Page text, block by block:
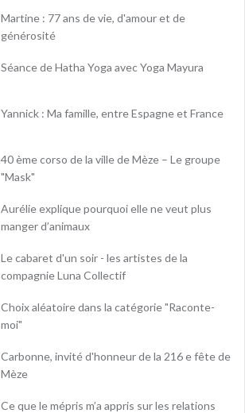
Martine : 77 ans de vie, d'amour et de
générosité
Séance de Hatha Yoga avec Yoga Mayura
Yannick : Ma famille, entre Espagne et France
40 ème corso de la ville de Mèze – Le groupe
"Mask"
Aurélie explique pourquoi elle ne veut plus
manger d’animaux
Le cabaret d'un soir - les artistes de la
compagnie Luna Collectif
Choix aléatoire dans la catégorie "Raconte-
moi"
Carbonne, invité d'honneur de la 216 e fête de
Mèze
Ce que le mépris m’a appris sur les relations